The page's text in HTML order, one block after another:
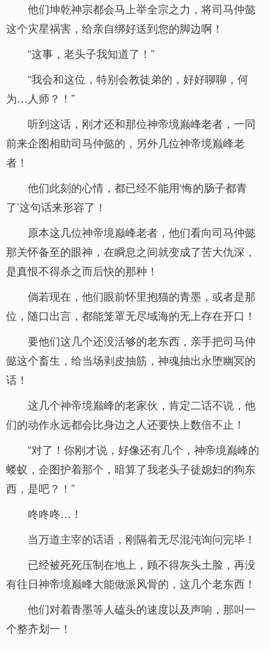
他们坤乾神宗都会马上举全宗之力，将司马仲懿
这个灾星祸害，给亲自绑好送到您的脚边啊！
“这事，老头子我知道了！”
“我会和这位，特别会教徒弟的，好好聊聊，何
为…人师？！”
听到这话，刚才还和那位神帝境巅峰老者，一同
前来企图相助司马仲懿的，另外几位神帝境巅峰老
者！
他们此刻的心情，都已经不能用‘悔的肠子都青
了’这句话来形容了！
原本这几位神帝境巅峰老者，他们看向司马仲懿
那关怀备至的眼神，在瞬息之间就变成了苦大仇深，
是真恨不得杀之而后快的那种！
倘若现在，他们眼前怀里抱猫的青墨，或者是那
位，随口出言，都能笼罩无尽域海的无上存在开口！
要他们这几个还没活够的老东西，亲手把司马仲
懿这个畜生，给当场剥皮抽筋，神魂抽出永堕幽冥的
话！
这几个神帝境巅峰的老家伙，肯定二话不说，他
们的动作永远都会比身边之人还要快上数倍不止！
“对了！你刚才说，好像还有几个，神帝境巅峰的
蝼蚁，企图护着那个，暗算了我老头子徒媳妇的狗东
西，是吧？！”
咚咚咚…！
当万道主宰的话语，刚隔着无尽混沌询问完毕！
已经被死死压制在地上，顾不得灰头土脸，再没
有往日神帝境巅峰大能做派风骨的，这几个老东西！
他们对着青墨等人磕头的速度以及声响，那叫一
个整齐划一！